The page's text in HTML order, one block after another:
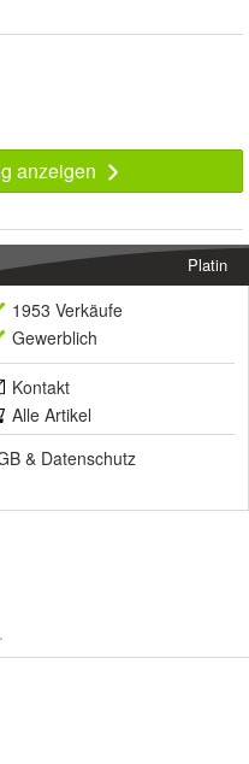
anzeigen
Platin
1953 Verkäufe
Gewerblich
Kontakt
Alle Artikel
& Datenschutz